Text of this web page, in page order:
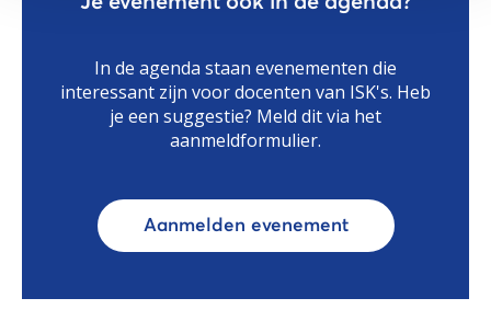
In de agenda staan evenementen die
interessant zijn voor docenten van ISK's. Heb
je een suggestie? Meld dit via het
aanmeldformulier.
Aanmelden evenement